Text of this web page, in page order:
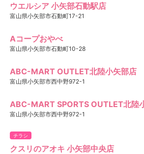
ウエルシア 小矢部石動駅店
富山県小矢部市石動町17-21
Aコープおやべ
富山県小矢部市石動町10-28
ABC-MART OUTLET北陸小矢部店
富山県小矢部市西中野972-1
ABC-MART SPORTS OUTLET北陸
富山県小矢部市西中野972-1
チラシ
クスリのアオキ 小矢部中央店